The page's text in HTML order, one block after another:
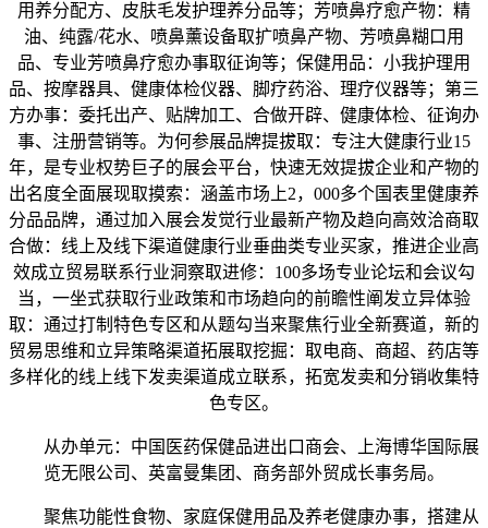
用养分配方、皮肤毛发护理养分品等；芳喷鼻疗愈产物：精
油、纯露/花水、喷鼻薰设备取扩喷鼻产物、芳喷鼻糊口用
品、专业芳喷鼻疗愈办事取征询等；保健用品：小我护理用
品、按摩器具、健康体检仪器、脚疗药浴、理疗仪器等；第三
方办事：委托出产、贴牌加工、合做开辟、健康体检、征询办
事、注册营销等。为何参展品牌提拔取：专注大健康行业15
年，是专业权势巨子的展会平台，快速无效提拔企业和产物的
出名度全面展现取摸索：涵盖市场上2，000多个国表里健康养
分品品牌，通过加入展会发觉行业最新产物及趋向高效洽商取
合做：线上及线下渠道健康行业垂曲类专业买家，推进企业高
效成立贸易联系行业洞察取进修：100多场专业论坛和会议勾
当，一坐式获取行业政策和市场趋向的前瞻性阐发立异体验
取：通过打制特色专区和从题勾当来聚焦行业全新赛道，新的
贸易思维和立异策略渠道拓展取挖掘：取电商、商超、药店等
多样化的线上线下发卖渠道成立联系，拓宽发卖和分销收集特
色专区。
从办单元：中国医药保健品进出口商会、上海博华国际展
览无限公司、英富曼集团、商务部外贸成长事务局。
聚焦功能性食物、家庭保健用品及养老健康办事，搭建从